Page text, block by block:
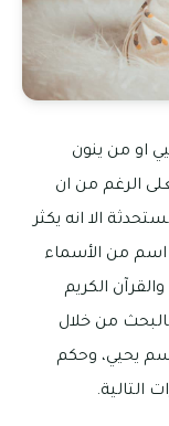
او من ينون
الرغم من ان
الا انه يكثر
اسم من الأسماء
الكريم
من خلال
يحيي، وحكم
التالية.